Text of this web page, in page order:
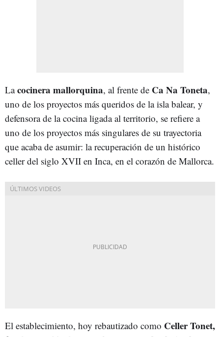
Lacocinera mallorquina, al frente de Ca Na Toneta,
uno de los proyectos más queridos de la isla balear, y
defensora de la cocina ligada al territorio, se refiere a
uno de los proyectos más singulares de su trayectoria
que acaba de asumir: la recuperación de un histórico
celler del siglo XVII en Inca, en el corazón de Mallorca.
El establecimiento, hoy rebautizado como Celler Tonet,